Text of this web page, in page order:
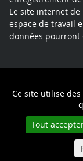
Ce site utilise
Tout
Le site internet
espace de travail
données pourront
Queue-Fair